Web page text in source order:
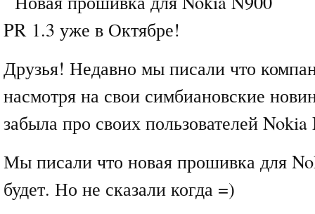
Друзья! Недавно мы писали что
насмотря на свои симбиановские
забыла про своих пользователей
Мы писали что новая прошивка для
будет. Но не сказали когда =)